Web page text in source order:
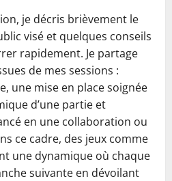
je décris brièvement le
visé et quelques conseils
rapidement. Je partage
de mes sessions :
une mise en place soignée
d’une partie et
en une collaboration ou
ce cadre, des jeux comme
une dynamique où chaque
suivante en dévoilant